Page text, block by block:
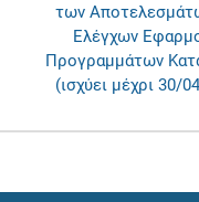
των
Ελέγχων
Προγραμμάτων
(ισχύει μέχρι 30/